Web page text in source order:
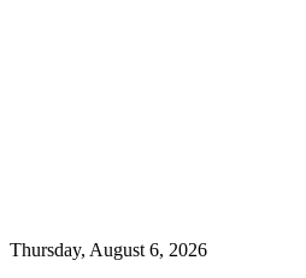
Thursday, August 6, 2026